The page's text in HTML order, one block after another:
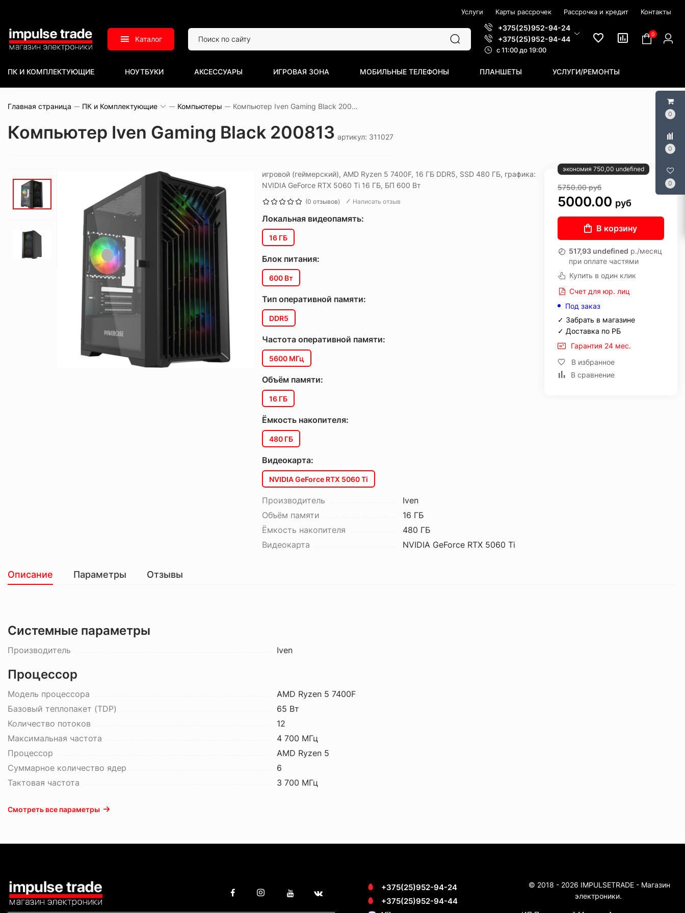
0
0
0
Услуги Карты рассрочек Рассрочка и кредит Контакты
Каталог
+375(25)952-94-24
+375(25)952-94-44
c 11:00 до 19:00
0
ПК И КОМПЛЕКТУЮЩИЕ НОУТБУКИ АКСЕССУАРЫ ИГРОВАЯ ЗОНА МОБИЛЬНЫЕ ТЕЛЕФОНЫ ПЛАНШЕТЫ УСЛУГИ/РЕМОНТЫ
Главная страница ПК и Комплектующие Компьютеры Компьютер Iven Gaming Black 200813
Компьютер Iven Gaming Black 200813 артикул: 311027
игровой (геймерский), AMD Ryzen 5 7400F, 16 ГБ DDR5, SSD 480 ГБ, графика:
NVIDIA GeForce RTX 5060 Ti 16 ГБ, БП 600 Вт
(0 отзывов) Написать отзыв
Локальная видеопамять:
16 ГБ
Блок питания:
600 Вт
Тип оперативной памяти:
DDR5
Частота оперативной памяти:
5600 МГц
Объём памяти:
16 ГБ
Ёмкость накопителя:
480 ГБ
Видеокарта:
NVIDIA GeForce RTX 5060 Ti
Производитель
Iven
Объём памяти
16 ГБ
Ёмкость накопителя
480 ГБ
Видеокарта
NVIDIA GeForce RTX 5060 Ti
экономия 750,00 undefined
5750.00руб
5000.00 руб
В корзину
517,93 undefined р./месяц
при оплате частями
Купить в один клик
Счет для юр. лиц
Под заказ
✓ Забрать в магазине
✓ Доставка по РБ
Гарантия 24 мес.
В избранное
В сравнение
Описание Параметры Отзывы
Системные параметры
Производитель Iven
Процессор
Модель процессора
AMD Ryzen 5 7400F
Базовый теплопакет (TDP)
65 Вт
Количество потоков
12
Максимальная частота
4 700 МГц
Процессор
AMD Ryzen 5
Суммарное количество ядер
6
Тактовая частота
3 700 МГц
Смотреть все параметры
+375(25)952-94-24
+375(25)952-94-44
© 2018 - 2026 IMPULSETRADE - Магазин
электроники.